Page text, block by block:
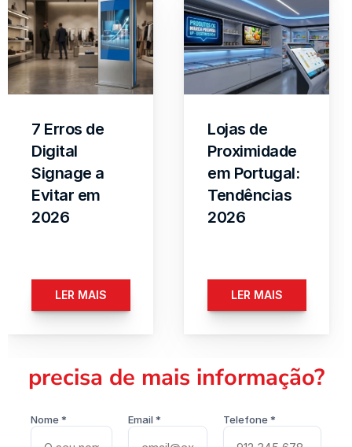
7 Erros de
Digital
Signage a
Evitar em
2026
LER MAIS
Lojas de
Proximidade
em Portugal:
Tendências
2026
LER MAIS
precisa de mais informação?
Nome * Email * Telefone *